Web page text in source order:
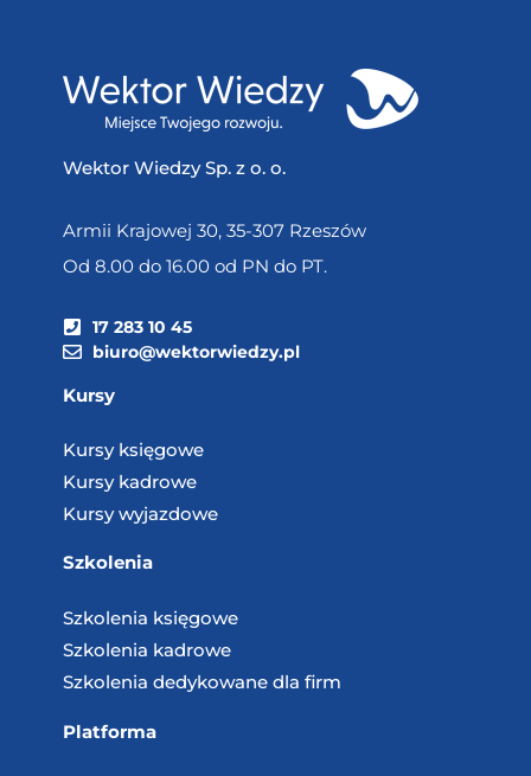
Wektor Wiedzy Sp. z o. o.
Armii Krajowej 30, 35-307 Rzeszów
Od 8.00 do 16.00 od PN do PT.
17 283 10 45
biuro@wektorwiedzy.pl
Kursy
Kursy księgowe
Kursy kadrowe
Kursy wyjazdowe
Szkolenia
Szkolenia księgowe
Szkolenia kadrowe
Szkolenia dedykowane dla firm
Platforma